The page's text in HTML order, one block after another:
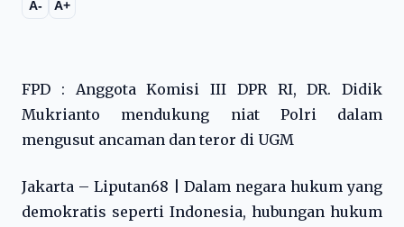
A- A+
FPD : Anggota Komisi III DPR RI, DR. Didik
Mukrianto mendukung niat Polri dalam
mengusut ancaman dan teror di UGM
Jakarta – Liputan68 | Dalam negara hukum yang
demokratis seperti Indonesia, hubungan hukum